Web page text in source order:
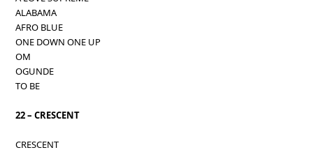
ALABAMA
AFRO BLUE
ONE DOWN ONE UP
OM
OGUNDE
TO BE
22 – CRESCENT
CRESCENT